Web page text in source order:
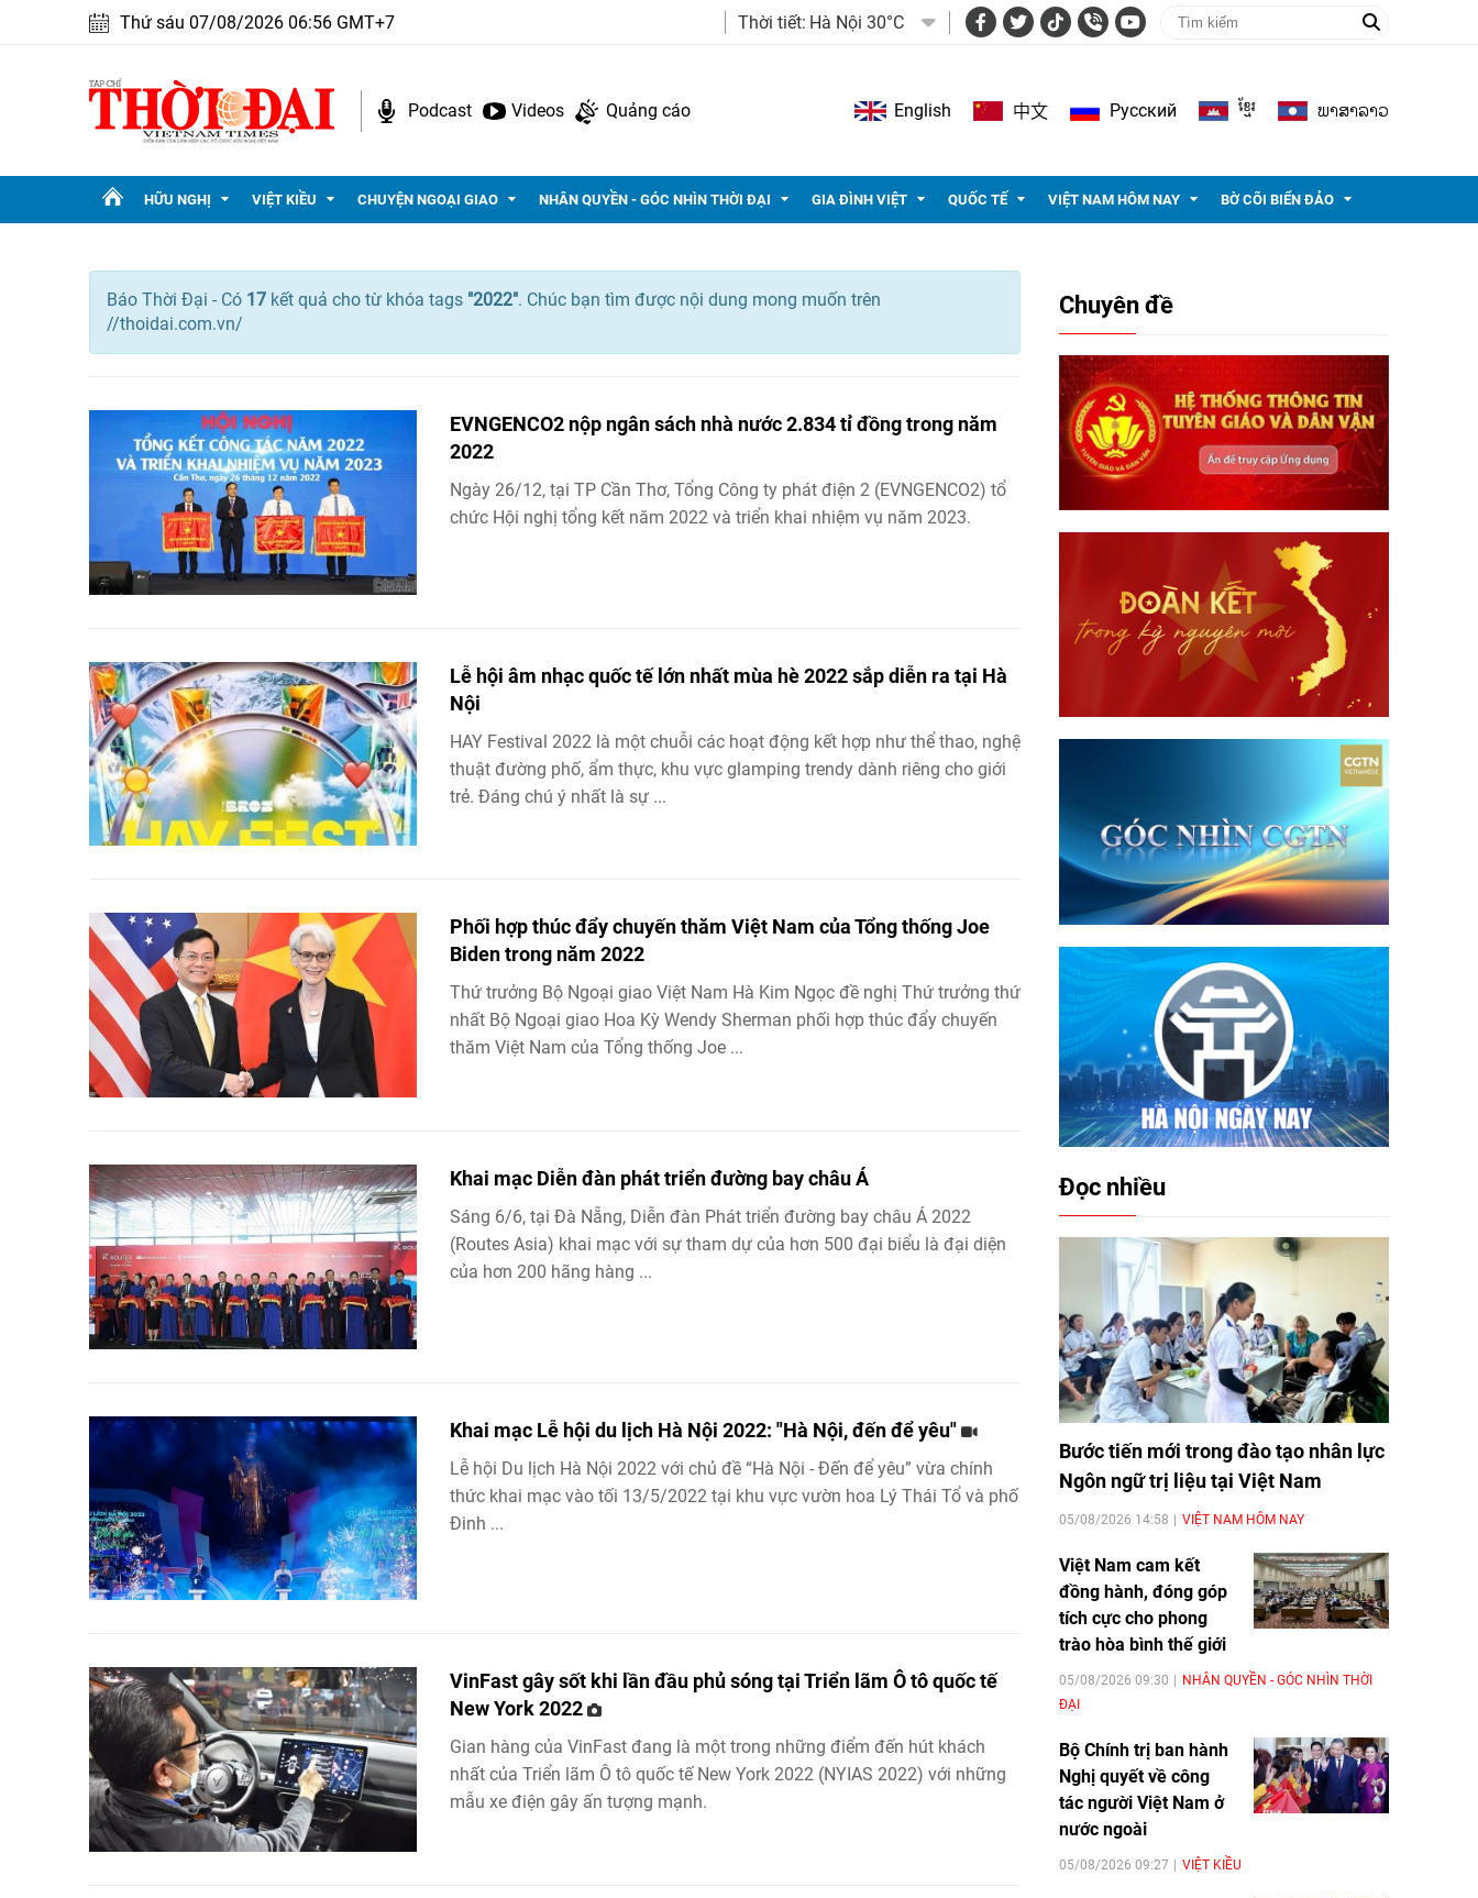
Thứ sáu 07/08/2026 06:56 GMT+7 Thời tiết: Hà Nội 30°C
Podcast Videos Quảng cáo English 中文 Pусский ខ្មែរ ພາ​ສາ​ລາວ
HỮU NGHỊ VIỆT KIỀU CHUYỆN NGOẠI GIAO NHÂN QUYỀN - GÓC NHÌN THỜI ĐẠI GIA ĐÌNH VIỆT QUỐC TẾ VIỆT NAM HÔM NAY BỜ CÕI BIỂN ĐẢO
Báo Thời Đại - Có 17 kết quả cho từ khóa tags "2022". Chúc bạn tìm được nội dung mong muốn trên
//thoidai.com.vn/
EVNGENCO2 nộp ngân sách nhà nước 2.834 tỉ đồng trong năm
2022
Ngày 26/12, tại TP Cần Thơ, Tổng Công ty phát điện 2 (EVNGENCO2) tổ
chức Hội nghị tổng kết năm 2022 và triển khai nhiệm vụ năm 2023.
Lễ hội âm nhạc quốc tế lớn nhất mùa hè 2022 sắp diễn ra tại Hà
Nội
HAY Festival 2022 là một chuỗi các hoạt động kết hợp như thể thao, nghệ
thuật đường phố, ẩm thực, khu vực glamping trendy dành riêng cho giới
trẻ. Đáng chú ý nhất là sự ...
Phối hợp thúc đẩy chuyến thăm Việt Nam của Tổng thống Joe
Biden trong năm 2022
Thứ trưởng Bộ Ngoại giao Việt Nam Hà Kim Ngọc đề nghị Thứ trưởng thứ
nhất Bộ Ngoại giao Hoa Kỳ Wendy Sherman phối hợp thúc đẩy chuyến
thăm Việt Nam của Tổng thống Joe ...
Khai mạc Diễn đàn phát triển đường bay châu Á
Sáng 6/6, tại Đà Nẵng, Diễn đàn Phát triển đường bay châu Á 2022
(Routes Asia) khai mạc với sự tham dự của hơn 500 đại biểu là đại diện
của hơn 200 hãng hàng ...
Khai mạc Lễ hội du lịch Hà Nội 2022: "Hà Nội, đến để yêu"
Lễ hội Du lịch Hà Nội 2022 với chủ đề “Hà Nội - Đến để yêu” vừa chính
thức khai mạc vào tối 13/5/2022 tại khu vực vườn hoa Lý Thái Tổ và phố
Đinh ...
VinFast gây sốt khi lần đầu phủ sóng tại Triển lãm Ô tô quốc tế
New York 2022
Gian hàng của VinFast đang là một trong những điểm đến hút khách
nhất của Triển lãm Ô tô quốc tế New York 2022 (NYIAS 2022) với những
mẫu xe điện gây ấn tượng mạnh.
Chuyên đề
Đọc nhiều
Bước tiến mới trong đào tạo nhân lực
Ngôn ngữ trị liệu tại Việt Nam
05/08/2026 14:58 VIỆT NAM HÔM NAY
Việt Nam cam kết
đồng hành, đóng góp
tích cực cho phong
trào hòa bình thế giới
05/08/2026 09:30
NHÂN QUYỀN - GÓC NHÌN THỜI
ĐẠI
Bộ Chính trị ban hành
Nghị quyết về công
tác người Việt Nam ở
nước ngoài
05/08/2026 09:27 VIỆT KIỀU